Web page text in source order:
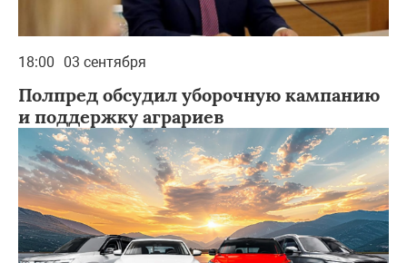
18:00 03 сентября
Полпред обсудил уборочную кампанию
и поддержку аграриев